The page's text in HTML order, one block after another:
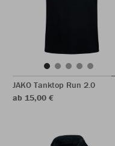
JAKO Tanktop Run 2.0
ab 15,00 €